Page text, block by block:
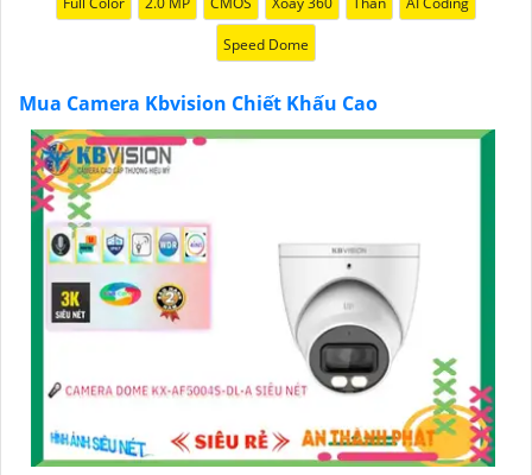
chính hãng với chiết khấu cao nhất trên thị trường.
Hãy đến với chúng tôi để trải nghiệm dịch vụ tốt nhất
ninh cần thiết!"
Hy vọng những câu giới thiệu trên sẽ giúp bạn thành
công trong việc tiếp cận khách hàng và tăng cơ hội
bán hàng của bạn. Nếu có bất kỳ yêu cầu hay câu hỏi
nào khác, bạn có thể chia sẻ để tôi hỗ trợ bạn tốt hơn!
Speed Dome
Mua Camera Kbvision Chiết Khấu Cao